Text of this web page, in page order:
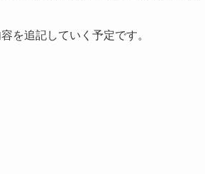
を追記していく予定です。